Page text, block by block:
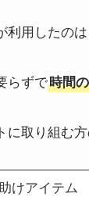
用したの
らずで時間
に取り組む
けアイテム